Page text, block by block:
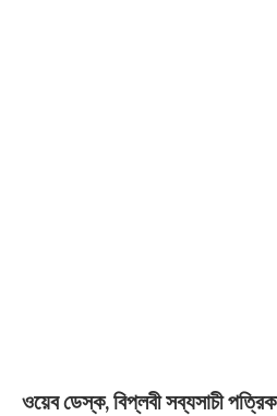
ওয়েব ডেস্ক, বিপ্লবী সব্যসাচী